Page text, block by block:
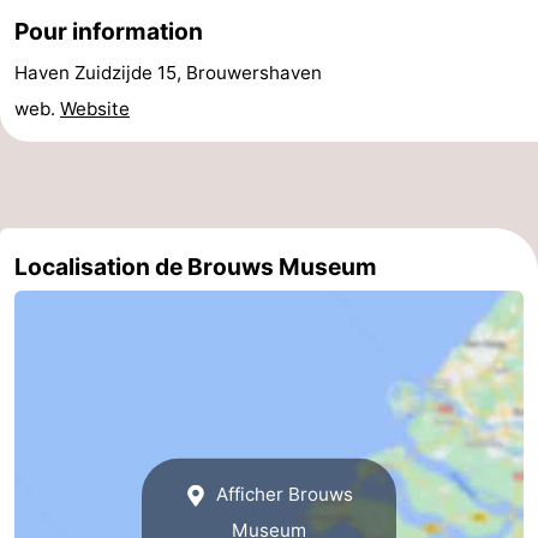
-
Faire
vélo
-
Équitation
-
Pour information
Haven Zuidzijde 15, Brouwershaven
web. Website
Localisation de Brouws Museum
Afficher Brouws
Museum